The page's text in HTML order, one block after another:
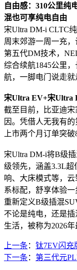
自由感：310公里纯
混也可享纯电自由
宋Ultra DM-i CLTC
周末郊游一周一充
第五代DM技术，
综合续航1845公里
航，一脚电门说走就
宋Ultra EV+宋Ultra
截至目前，比亚迪
因。凭借人无我有
上市两个月订单突破
宋Ultra DM-i将B级
级领先，涵盖3.3L
响、大床模式等，
系标配，舒享体验一
重新定义B级插混
不论是纯电，还是
生活，被称为2026
上一条 ： 钛7EV闪充
下一条 ： 第三代元